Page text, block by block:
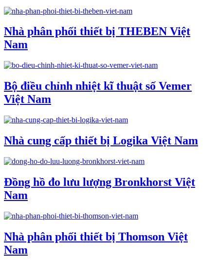
Nhà phân phối thiết bị THEBEN Việt
Nam
Bộ điều chỉnh nhiệt kĩ thuật số Vemer
Việt Nam
Nhà cung cấp thiết bị Logika Việt Nam
Đồng hồ đo lưu lượng Bronkhorst Việt
Nam
Nhà phân phối thiết bị Thomson Việt
Nam